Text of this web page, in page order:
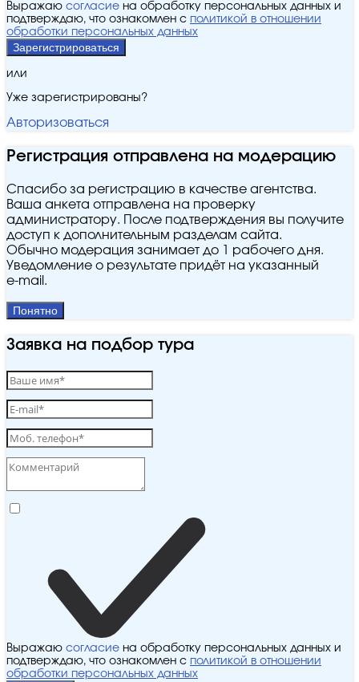
Выражаю согласие на обработку персональных данных и
подтверждаю, что ознакомлен с политикой в отношении
обработки персональных данных
Зарегистрироваться
или
Уже зарегистрированы?
Авторизоваться
Регистрация отправлена на модерацию
Спасибо за регистрацию в качестве агентства.
Ваша анкета отправлена на проверку
администратору. После подтверждения вы получите
доступ к дополнительным разделам сайта.
Обычно модерация занимает до 1 рабочего дня.
Уведомление о результате придёт на указанный
e‑mail.
Понятно
Заявка на подбор тура
Выражаю согласие на обработку персональных данных и
подтверждаю, что ознакомлен с политикой в отношении
обработки персональных данных